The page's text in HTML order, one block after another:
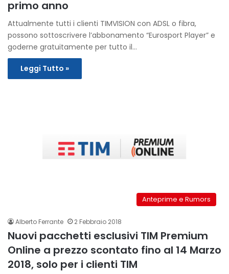
primo anno
Attualmente tutti i clienti TIMVISION con ADSL o fibra,
possono sottoscrivere l’abbonamento “Eurosport Player” e
goderne gratuitamente per tutto il…
Leggi Tutto »
Anteprime e Rumors
Alberto Ferrante 2 Febbraio 2018
Nuovi pacchetti esclusivi TIM Premium
Online a prezzo scontato fino al 14 Marzo
2018, solo per i clienti TIM